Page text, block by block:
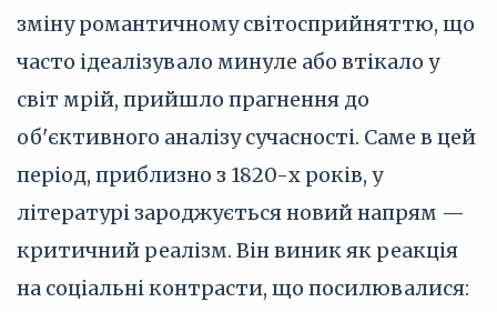
зміну романтичному світосприйняттю, що
часто ідеалізувало минуле або втікало у
світ мрій, прийшло прагнення до
об'єктивного аналізу сучасності. Саме в цей
період, приблизно з 1820-х років, у
літературі зароджується новий напрям —
критичний реалізм. Він виник як реакція
на соціальні контрасти, що посилювалися: